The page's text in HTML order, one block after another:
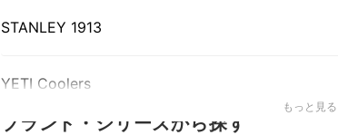
STANLEY 1913
YETI Coolers
もっと見る
ブランド・シリーズから探す